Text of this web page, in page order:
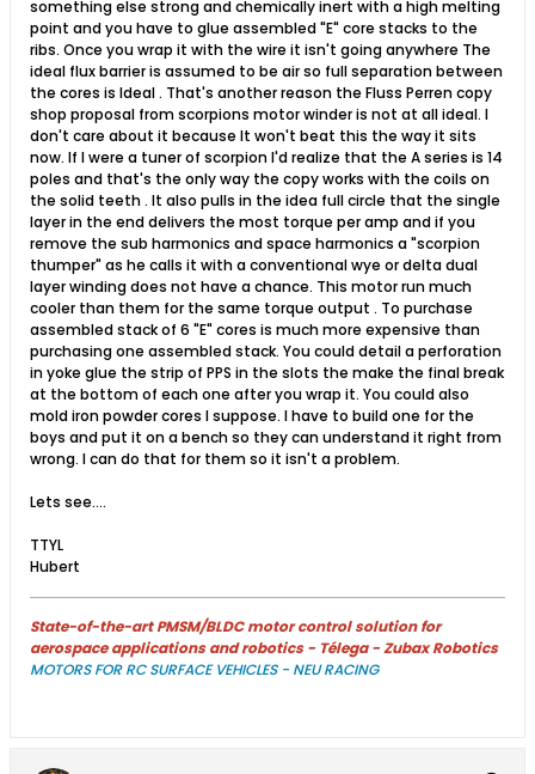
something else strong and chemically inert with a high melting
point and you have to glue assembled "E" core stacks to the
ribs. Once you wrap it with the wire it isn't going anywhere The
ideal flux barrier is assumed to be air so full separation between
the cores is Ideal . That's another reason the Fluss Perren copy
shop proposal from scorpions motor winder is not at all ideal. I
don't care about it because It won't beat this the way it sits
now. If I were a tuner of scorpion I'd realize that the A series is 14
poles and that's the only way the copy works with the coils on
the solid teeth . It also pulls in the idea full circle that the single
layer in the end delivers the most torque per amp and if you
remove the sub harmonics and space harmonics a "scorpion
thumper" as he calls it with a conventional wye or delta dual
layer winding does not have a chance. This motor run much
cooler than them for the same torque output . To purchase
assembled stack of 6 "E" cores is much more expensive than
purchasing one assembled stack. You could detail a perforation
in yoke glue the strip of PPS in the slots the make the final break
at the bottom of each one after you wrap it. You could also
mold iron powder cores I suppose. I have to build one for the
boys and put it on a bench so they can understand it right from
wrong. I can do that for them so it isn't a problem.
Lets see....
TTYL
Hubert
State-of-the-art PMSM/BLDC motor control solution for
aerospace applications and robotics - Télega - Zubax Robotics
MOTORS FOR RC SURFACE VEHICLES - NEU RACING